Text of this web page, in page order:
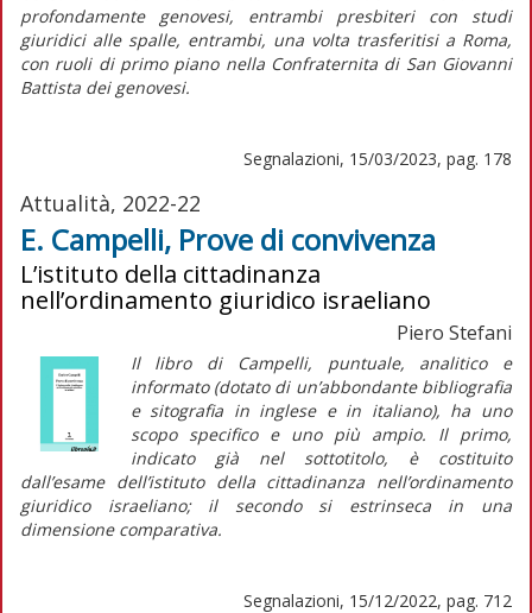
profondamente genovesi, entrambi presbiteri con studi
giuridici alle spalle, entrambi, una volta trasferitisi a Roma,
con ruoli di primo piano nella Confraternita di San Giovanni
Battista dei genovesi.
Segnalazioni, 15/03/2023, pag. 178
Attualità, 2022-22
E. Campelli, Prove di convivenza
L’istituto della cittadinanza
nell’ordinamento giuridico israeliano
Piero Stefani
Il libro di Campelli, puntuale, analitico e
informato (dotato di un’abbondante bibliografia
e sitografia in inglese e in italiano), ha uno
scopo specifico e uno più ampio. Il primo,
indicato già nel sottotitolo, è costituito
dall’esame dell’istituto della cittadinanza nell’ordinamento
giuridico israeliano; il secondo si estrinseca in una
dimensione comparativa.
Segnalazioni, 15/12/2022, pag. 712